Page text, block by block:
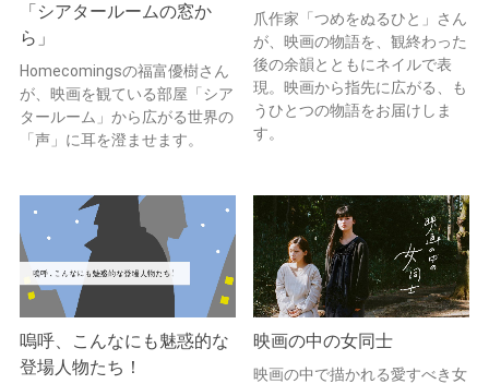
「シアタールームの窓か
ら」
Homecomingsの福富優樹さん
が、映画を観ている部屋「シア
タールーム」から広がる世界の
「声」に耳を澄ませます。
爪作家「つめをぬるひと」さん
が、映画の物語を、観終わった
後の余韻とともにネイルで表
現。映画から指先に広がる、も
うひとつの物語をお届けしま
す。
嗚呼、こんなにも魅惑的な
登場人物たち！
映画の中の女同士
映画の中で描かれる愛すべき女